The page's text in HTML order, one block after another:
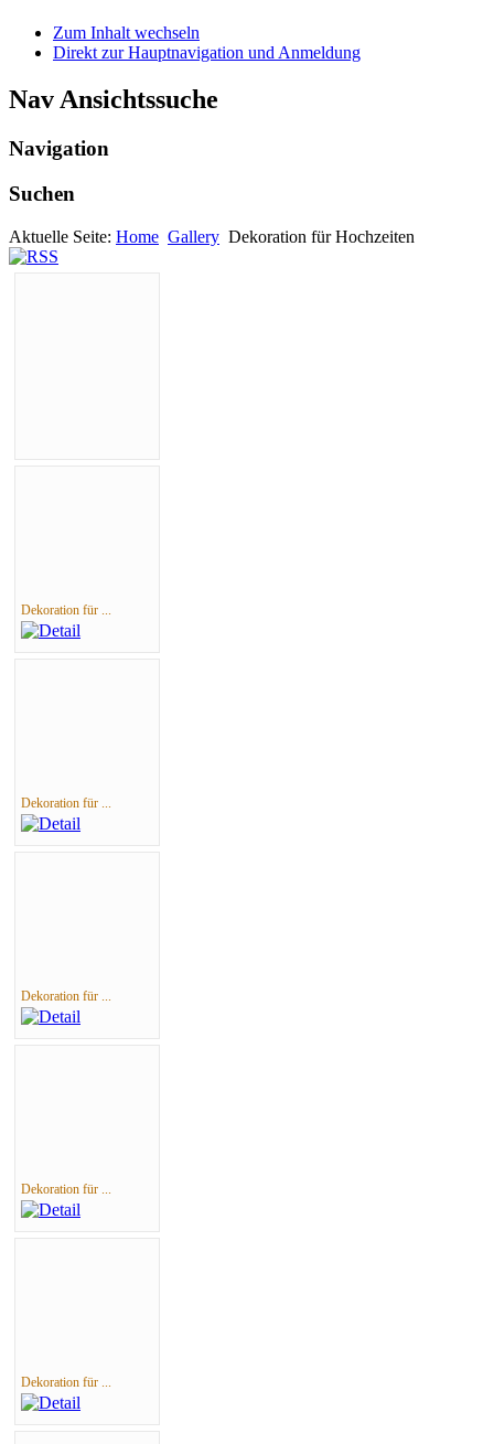
Zum Inhalt wechseln
Direkt zur Hauptnavigation und Anmeldung
Nav Ansichtssuche
Navigation
Suchen
Aktuelle Seite: Home Gallery Dekoration für Hochzeiten
Dekoration für ...
Dekoration für ...
Dekoration für ...
Dekoration für ...
Dekoration für ...